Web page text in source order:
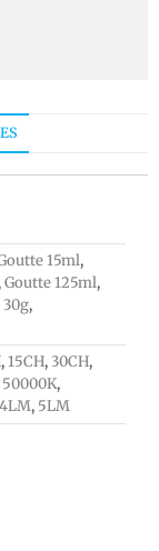
15ml,
,Goutte 125ml,
,
,15CH,30CH,
50000K,
4LM, 5LM